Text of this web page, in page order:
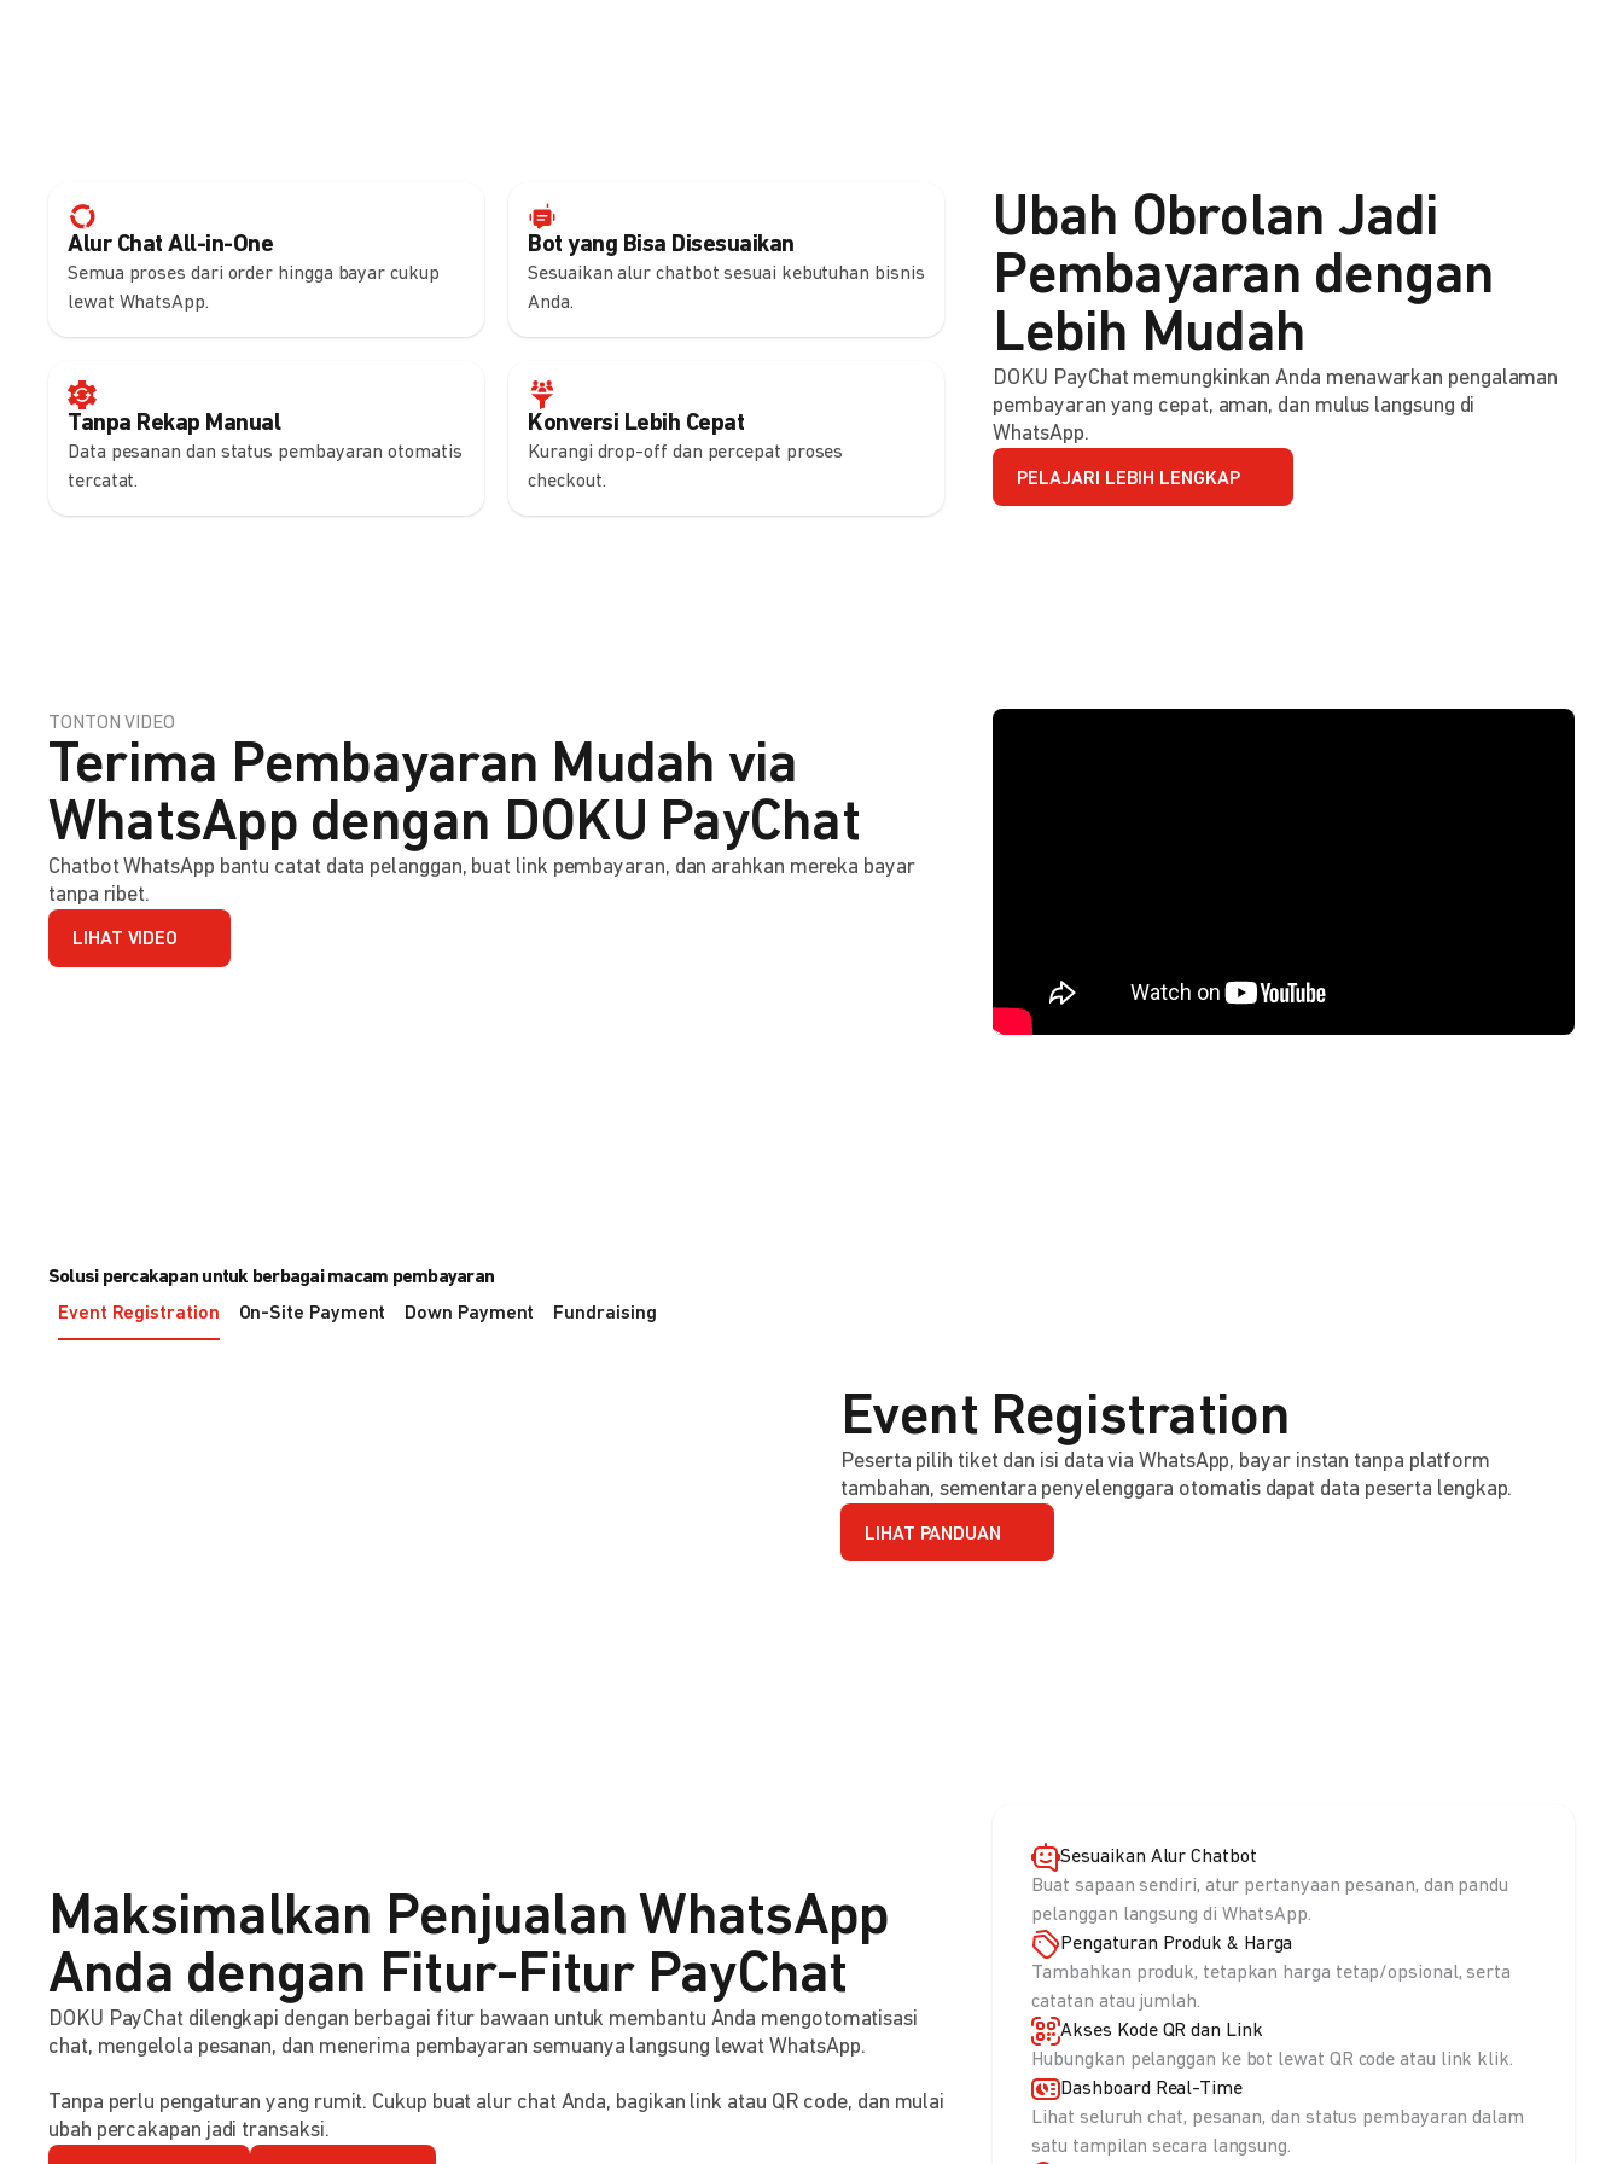
Alur Chat All-in-One
Semua proses dari order hingga bayar cukup
lewat WhatsApp.
Bot yang Bisa Disesuaikan
Sesuaikan alur chatbot sesuai kebutuhan bisnis
Anda.
Tanpa Rekap Manual
Data pesanan dan status pembayaran otomatis
tercatat.
Konversi Lebih Cepat
Kurangi drop-off dan percepat proses
checkout.
Ubah Obrolan Jadi
Pembayaran dengan
Lebih Mudah
DOKU PayChat memungkinkan Anda menawarkan pengalaman
pembayaran yang cepat, aman, dan mulus langsung di
WhatsApp.
PELAJARI LEBIH LENGKAP
TONTON VIDEO
Terima Pembayaran Mudah via
WhatsApp dengan DOKU PayChat
Chatbot WhatsApp bantu catat data pelanggan, buat link pembayaran, dan arahkan mereka bayar
tanpa ribet.
LIHAT VIDEO
Solusi percakapan untuk berbagai macam pembayaran
Event Registration
On-Site Payment Down Payment Fundraising
Event Registration
Peserta pilih tiket dan isi data via WhatsApp, bayar instan tanpa platform
tambahan, sementara penyelenggara otomatis dapat data peserta lengkap.
LIHAT PANDUAN
Maksimalkan Penjualan WhatsApp
Anda dengan Fitur-Fitur PayChat
DOKU PayChat dilengkapi dengan berbagai fitur bawaan untuk membantu Anda mengotomatisasi
chat, mengelola pesanan, dan menerima pembayaran semuanya langsung lewat WhatsApp.
Tanpa perlu pengaturan yang rumit. Cukup buat alur chat Anda, bagikan link atau QR code, dan mulai
ubah percakapan jadi transaksi.
Sesuaikan Alur Chatbot
Buat sapaan sendiri, atur pertanyaan pesanan, dan pandu
pelanggan langsung di WhatsApp.
Pengaturan Produk & Harga
Tambahkan produk, tetapkan harga tetap/opsional, serta
catatan atau jumlah.
Akses Kode QR dan Link
Hubungkan pelanggan ke bot lewat QR code atau link klik.
Dashboard Real-Time
Lihat seluruh chat, pesanan, dan status pembayaran dalam
satu tampilan secara langsung.